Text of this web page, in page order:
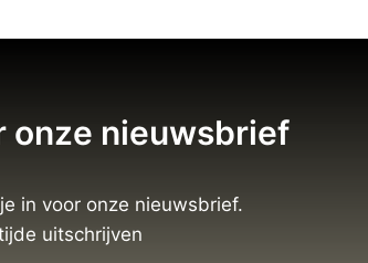
onze nieuwsbrief
in voor onze nieuwsbrief.
uitschrijven